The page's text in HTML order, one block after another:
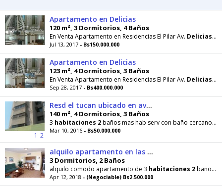
Apartamento en Delicias
120 m², 3 Dormitorios, 4 Baños
En Venta Apartamento en Residencias El Pilar Av. Delicias
Jul 13, 2017 - Bs150.000.000
Apartamento en Delicias
123 m², 4 Dormitorios, 3 Baños
En Venta Apartamento en Residencias El Pilar Av. Delicias
Sep 28, 2017 - Bs400.000.000
1 2
Resd el tucan ubicado en av delicias vifilancia 2 puestos
140 m², 4 Dormitorios, 3 Baños
3 habitaciones 2baños mas hab serv con baño cercano a hospitales,farmacia,bancos,super mercado
Mar 10, 2016 - Bs50.000.000
alquilo apartamento en las delicias
3 Dormitorios, 2 Baños
alquilo comodo apartamento de 3 habitaciones 2baños sala comedor cocina puesto de estacionamiento
Apr 12, 2018 - (Negociable) Bs2.500.000